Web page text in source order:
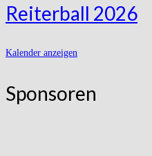
Reiterball 2026
Kalender anzeigen
Sponsoren